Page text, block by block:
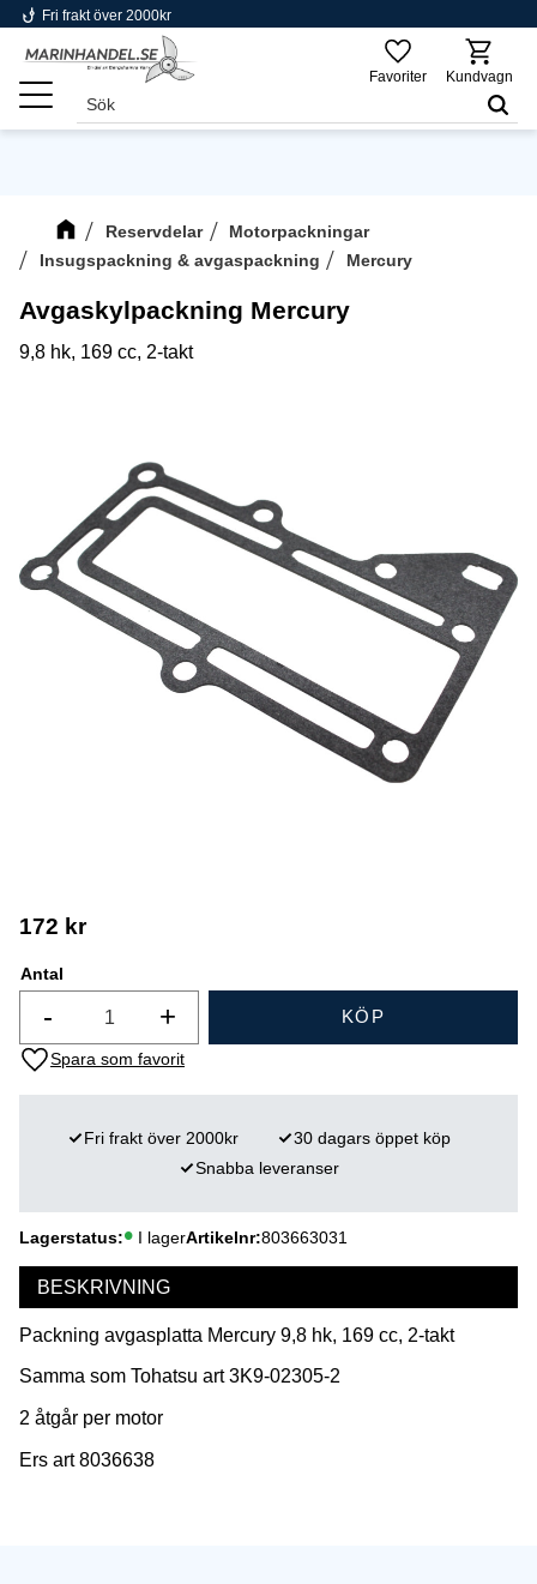
Meny
phishing Fri frakt över 2000kr
Favoriter Kundvagn
Reservdelar
Motorpackningar
Insugspackning & avgaspackning
Mercury
Avgaskylpackning Mercury
9,8 hk, 169 cc, 2-takt
172 kr
Antal
+
- KÖP
Lägg till i favoriter
Lagerstatus I lagerArtikelnr 803663031
Fri frakt över 2000kr
30 dagars öppet köp
Snabba leveranser
BESKRIVNING
Packning avgasplatta Mercury 9,8 hk, 169 cc, 2-takt
Samma som Tohatsu art 3K9-02305-2
2 åtgår per motor
Ers art 8036638